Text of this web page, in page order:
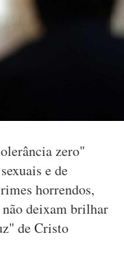
zero"
e de
horrendos,
deixam brilhar
de Cristo